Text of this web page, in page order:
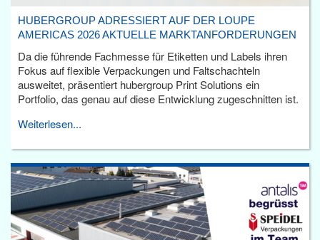
HUBERGROUP ADRESSIERT AUF DER LOUPE
AMERICAS 2026 AKTUELLE MARKTANFORDERUNGEN
Da die führende Fachmesse für Etiketten und Labels ihren
Fokus auf flexible Verpackungen und Faltschachteln
ausweitet, präsentiert hubergroup Print Solutions ein
Portfolio, das genau auf diese Entwicklung zugeschnitten ist.
Weiterlesen...